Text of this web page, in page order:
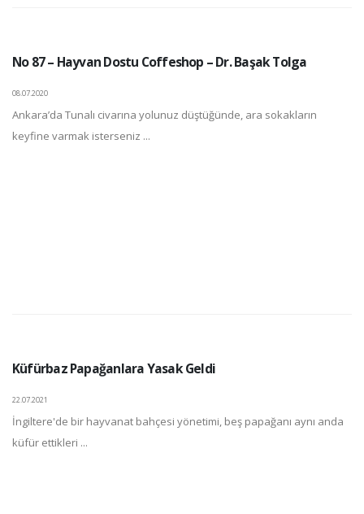
No 87 – Hayvan Dostu Coffeshop – Dr. Başak Tolga
08.07.2020
Ankara’da Tunalı civarına yolunuz düştüğünde, ara sokakların
keyfine varmak isterseniz ...
Küfürbaz Papağanlara Yasak Geldi
22.07.2021
İngiltere'de bir hayvanat bahçesi yönetimi, beş papağanı aynı anda
küfür ettikleri ...